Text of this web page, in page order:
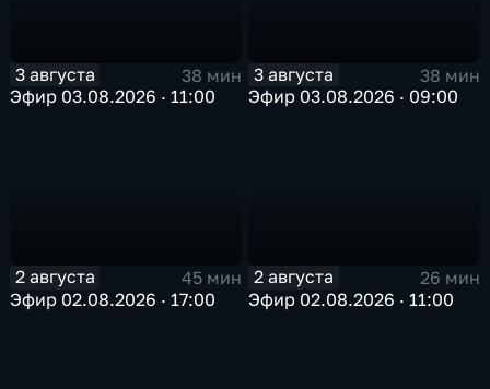
3 августа
38 мин
Эфир 03.08.2026 · 11:00
3 августа
38 мин
Эфир 03.08.2026 · 09:00
2 августа
45 мин
Эфир 02.08.2026 · 17:00
2 августа
26 мин
Эфир 02.08.2026 · 11:00